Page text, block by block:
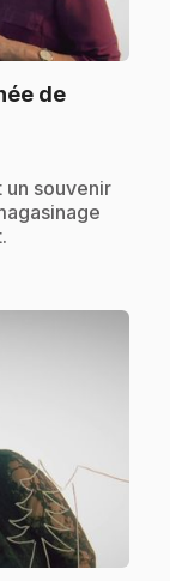
de
un souvenir